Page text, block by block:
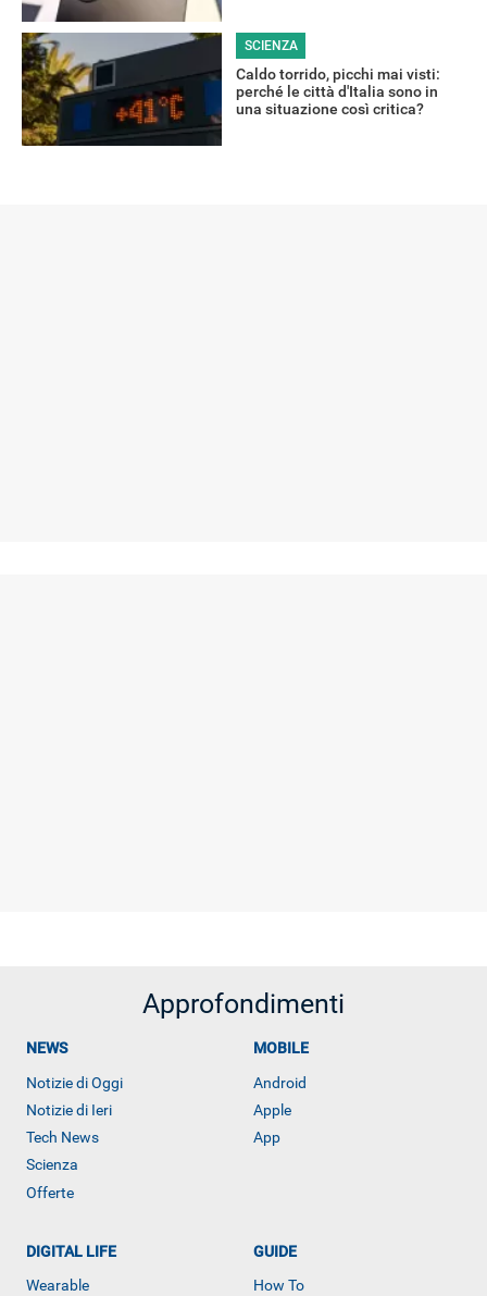
SCIENZA
Caldo torrido, picchi mai visti:
perché le città d'Italia sono in
una situazione così critica?
Approfondimenti
NEWS
Notizie di Oggi
Notizie di Ieri
Tech News
Scienza
Offerte
MOBILE
Android
Apple
App
DIGITAL LIFE
Wearable
GUIDE
How To